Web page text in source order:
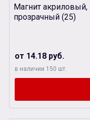
Магнит
прозрачный (25)
от 14.18 руб.
в наличии 150 шт.